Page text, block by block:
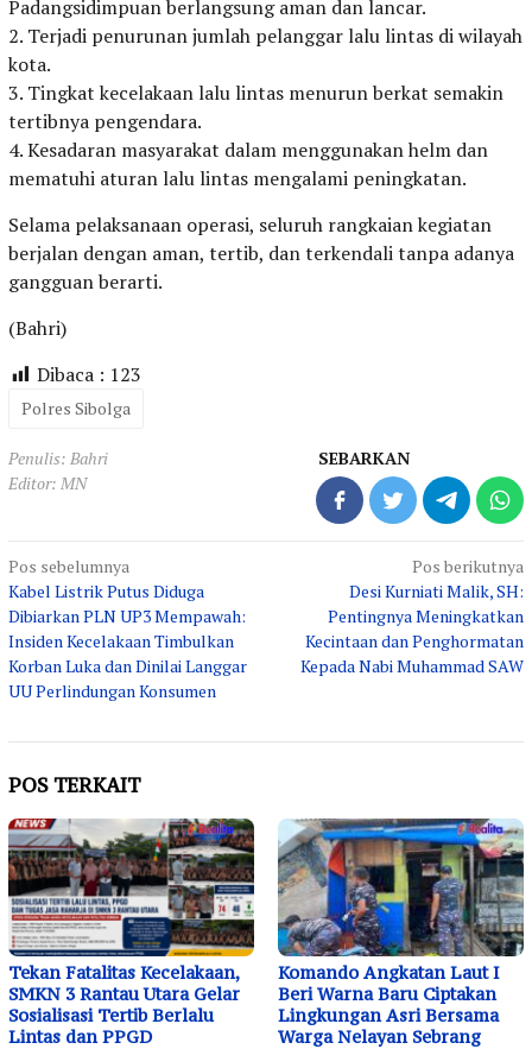
Padangsidimpuan berlangsung aman dan lancar.
2. Terjadi penurunan jumlah pelanggar lalu lintas di wilayah
kota.
3. Tingkat kecelakaan lalu lintas menurun berkat semakin
tertibnya pengendara.
4. Kesadaran masyarakat dalam menggunakan helm dan
mematuhi aturan lalu lintas mengalami peningkatan.
Selama pelaksanaan operasi, seluruh rangkaian kegiatan
berjalan dengan aman, tertib, dan terkendali tanpa adanya
gangguan berarti.
(Bahri)
Dibaca : 123
Polres Sibolga
Penulis: Bahri
Editor: MN
SEBARKAN
Navigasi
pos
Pos sebelumnya
Kabel Listrik Putus Diduga
Dibiarkan PLN UP3 Mempawah:
Insiden Kecelakaan Timbulkan
Korban Luka dan Dinilai Langgar
UU Perlindungan Konsumen
Pos berikutnya
Desi Kurniati Malik, SH:
Pentingnya Meningkatkan
Kecintaan dan Penghormatan
Kepada Nabi Muhammad SAW
POS TERKAIT
Tekan Fatalitas Kecelakaan,
SMKN 3 Rantau Utara Gelar
Sosialisasi Tertib Berlalu
Lintas dan PPGD
Komando Angkatan Laut I
Beri Warna Baru Ciptakan
Lingkungan Asri Bersama
Warga Nelayan Sebrang